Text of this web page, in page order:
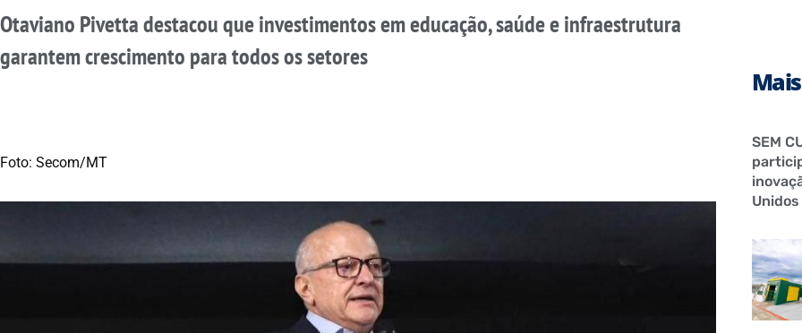
Otaviano Pivetta destacou que investimentos em educação, saúde e infraestrutura
garantem crescimento para todos os setores
Foto: Secom/MT
SEM
Unidos